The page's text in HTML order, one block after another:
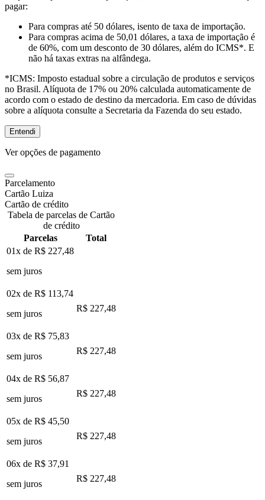
pagar:
Para compras até 50 dólares, isento de taxa de importação.
Para compras acima de 50,01 dólares, a taxa de importação é
de 60%, com um desconto de 30 dólares, além do ICMS*. E
não há taxas extras na alfândega.
*ICMS: Imposto estadual sobre a circulação de produtos e serviços
no Brasil. Alíquota de 17% ou 20% calculada automaticamente de
acordo com o estado de destino da mercadoria. Em caso de dúvidas
sobre a alíquota consulte a Secretaria da Fazenda do seu estado.
Entendi
Ver opções de pagamento
Parcelamento
Cartão Luiza
Cartão de crédito
Tabela de parcelas de Cartão
de crédito
Parcelas
Total
01x de R$ 227,48
sem juros
02x de R$ 113,74
sem juros
R$ 227,48
03x de R$ 75,83
sem juros
R$ 227,48
04x de R$ 56,87
sem juros
R$ 227,48
05x de R$ 45,50
sem juros
R$ 227,48
06x de R$ 37,91
sem juros
R$ 227,48